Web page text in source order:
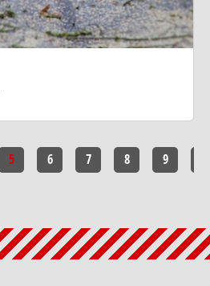
5 6 7 8 9